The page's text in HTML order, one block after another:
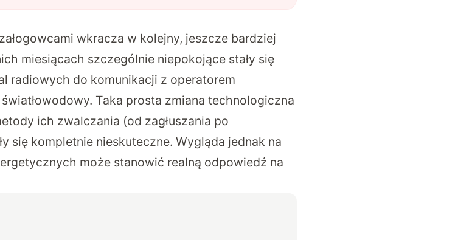
wkracza w kolejny, jeszcze bardziej
miesiącach szczególnie niepokojące stały się
radiowych do komunikacji z operatorem
Taka prosta zmiana technologiczna
ich zwalczania (od zagłuszania po
się kompletnie nieskuteczne. Wygląda jednak na
może stanowić realną odpowiedź na